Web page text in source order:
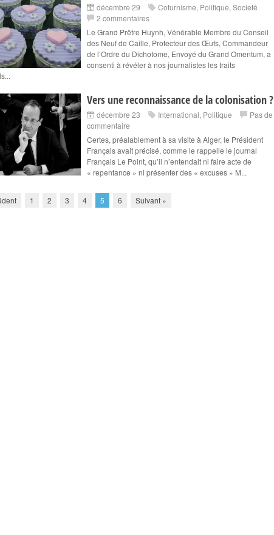
décembre 29 Coturnisme, Politique, Societé
2 commentaires
Le Grand Prêtre Huynh, Vénérable Membre du Conseil
des Neuf de Caille, Protecteur des Œufs, Commandeur
de l’Ordre du Dichotome, Envoyé du Grand Omentum, a
consenti à révéler à nos journalistes les traits
Vers une reconnaissance de la colonisation ?
décembre 23 International, Politique
Pas de
commentaire
Certes, préalablement à sa visite à Alger, le Président
Français avait précisé, comme le rappelle le journal
Français Le Point, qu’il n’entendait ni faire acte de
« repentance » ni présenter des « excuses » M...
1 2 3 4 5 6 Suivant »